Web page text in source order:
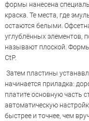
формы нанесена
краска. Те места, где
остаются белыми.
углублённых элементов,
называют плоской.
CtP.
Затем пластины
начинается приладка:
платите основную часть
автоматическую
быстрее и точнее, чем